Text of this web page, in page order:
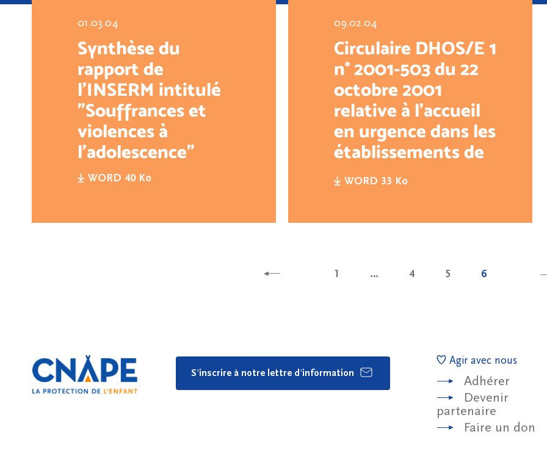
01.03.04
Synthèse du
rapport de
l’INSERM intitulé
"Souffrances et
violences à
l’adolescence"
WORD 40 Ko
09.02.04
Circulaire DHOS/E 1
n° 2001-503 du 22
octobre 2001
relative à l’accueil
en urgence dans les
établissements de
santé des
personnes victimes
WORD 33 Ko
1 … 4 5 6
S'inscrire à notre lettre d'information
Agir avec nous
Adhérer
Devenir
partenaire
Faire un don